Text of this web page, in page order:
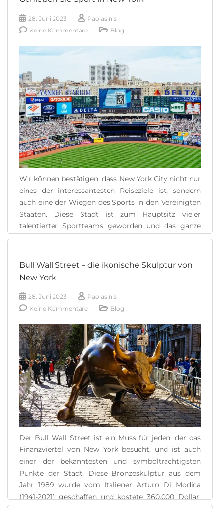
Jahr 1883 ein kulturelles [...]
READ MORE
28. Juni 2023
Paolasinis
Keine Kommentare
Blog
Wir können bestätigen, dass New York City nicht nur
eines der interessantesten Reiseziele ist, sondern
auch eine der Wiegen des Sports in den Vereinigten
Staaten. Diese Stadt ist zum Hauptsitz vieler
talentierter Sportteams geworden und das ganze
Jahr über gibt es fast jeden Tag eine Veranstaltung,
erleben Sport [...]
Bull Wall Street – die ikonische Skulptur von
New York
28. Juni 2023
Paolasinis
Keine Kommentare
Blog
Der Bull Wall Street ist ein Muss für jeden, der das
Finanzviertel von New York besucht, und ist auch
einer der bekanntesten und symbolträchtigsten
Punkte der Stadt. Diese Bronzeskulptur aus dem
Jahr 1989 wurde vom Italiener Arturo Di Modica
(1941-2021) geschaffen und kostete 360.000 Dollar.